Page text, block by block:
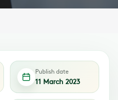
Publish date
11 March 2023